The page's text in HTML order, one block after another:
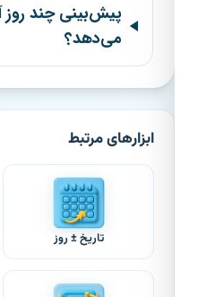
پیش‌بینی چند روز
می‌دهد؟
ابزارهای مرتبط
تاریخ ± روز